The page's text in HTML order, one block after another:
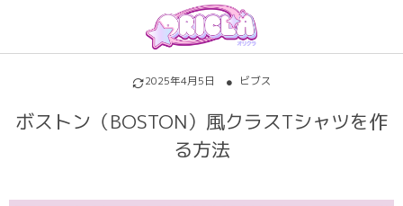
2025年4月5日 ビブス
ボストン（BOSTON）風クラスTシャツを作
る方法